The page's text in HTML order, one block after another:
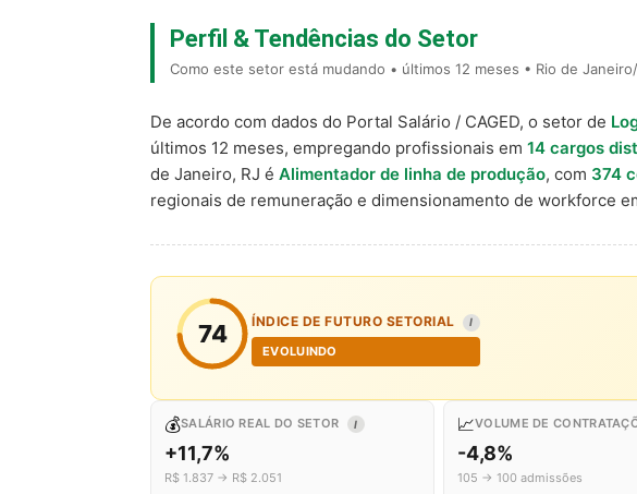
Perfil & Tendências do Setor
Como este setor está mudando • últimos 12 meses • Rio de
De acordo com dados do Portal Salário / CAGED, o setor de
últimos 12 meses, empregando profissionais em 14 cargos
de Janeiro, RJ é Alimentador de linha de produção, com 374
regionais de remuneração e dimensionamento de workforce
74 ÍNDICE DE FUTURO SETORIAL I
EVOLUINDO
💰SALÁRIO REAL DO SETOR I
+11,7%
R$ 1.837 → R$ 2.051
📈VOLUME DE
-4,8%
105 → 100 admissões